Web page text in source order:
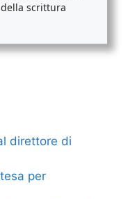
scrittura
direttore di
per